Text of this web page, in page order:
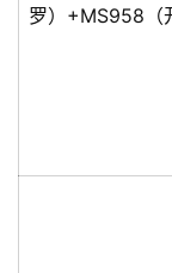
罗）+MS958（